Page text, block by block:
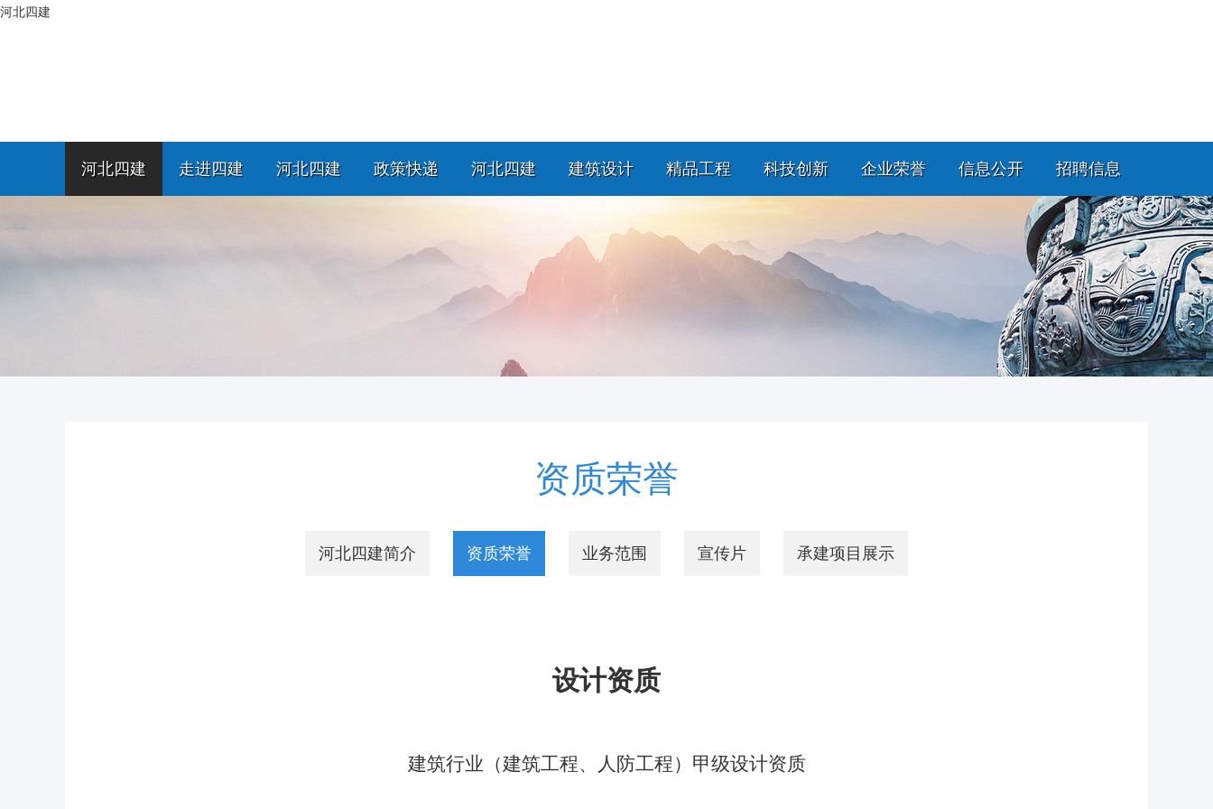
河北四建
河北四建 走进四建 河北四建 政策快递 河北四建 建筑设计 精品工程 科技创新 企业荣誉 信息公开 招聘信息
资质荣誉
河北四建简介 资质荣誉 业务范围 宣传片 承建项目展示
设计资质
建筑行业（建筑工程、人防工程）甲级设计资质